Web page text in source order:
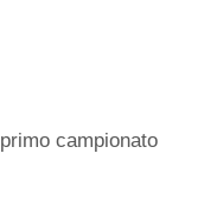
campionato